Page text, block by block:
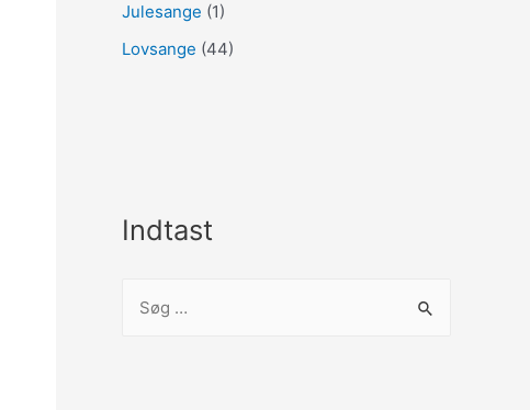
Julesange (1)
Lovsange (44)
Indtast